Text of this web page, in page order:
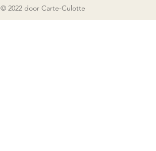
© 2022 door Carte-Culotte